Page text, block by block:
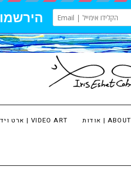
ארט וידאו | VIDEO ART אודות | ABOUT